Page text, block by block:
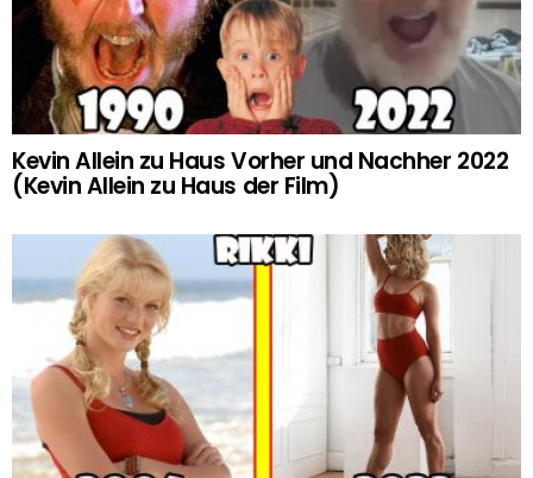
Kevin Allein zu Haus Vorher und Nachher 2022
(Kevin Allein zu Haus der Film)